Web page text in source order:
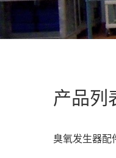
产品列
臭氧发生器配